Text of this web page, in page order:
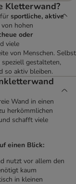
Kletterwand?
sportliche, aktive
hohen
oder
viele
von Menschen. Selbst
gestalteten,
so aktiv bleiben.
Wand in einen
herkömmlichen
schafft viele
einen Blick:
nutzt vor allem den
kaum
in kleinen